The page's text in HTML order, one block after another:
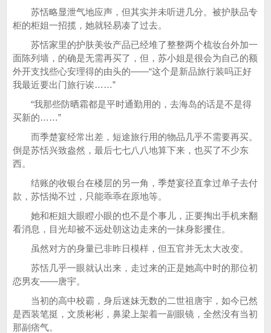
苏恬略显泄气地应声，但其实并未听进几分。被护肤品专
柜的柜姐一招揽，她就轻易凑了过去。
苏恬家里的护肤美妆产品已经堆了整整两个梳妆台外加一
面陈列墙，的确是无需再买了，但，苏小姐是很会为自己的额
外开支找些心安理得的由头的——“这个是新品旅行装吗正好
我最近要出门旅行诶……”
“我那些防晒霜都是平时通勤用的，去海岛的话是不是得
买新的……”
而季楚宴经常出差，短途旅行用的物品几乎不需要再买。
倒是苏恬兴致盎然，最后七七八八地算下来，也买了不少东
西。
结账的收银台在楼层的另一角，季楚宴径直拿过单子去付
款，苏恬拗不过，只能乖乖在原地等。
她和柜姐大眼瞪小眼的也不是个事儿，正要掏出手机来翻
看消息，目光却被不远处朝这边走来的一抹身影攫住。
虽然对方的身量已非昨日模样，但五官并无太大改变。
苏恬几乎一眼就认出来，走过来的正是她高中时的那位初
恋男友——唐宇。
当初的高中校霸，身后迷妹无数的二世祖唐宇，如今已然
是西装笔挺，文质彬彬，鼻梁上架着一副眼镜，全然没有当初
那副痞气。